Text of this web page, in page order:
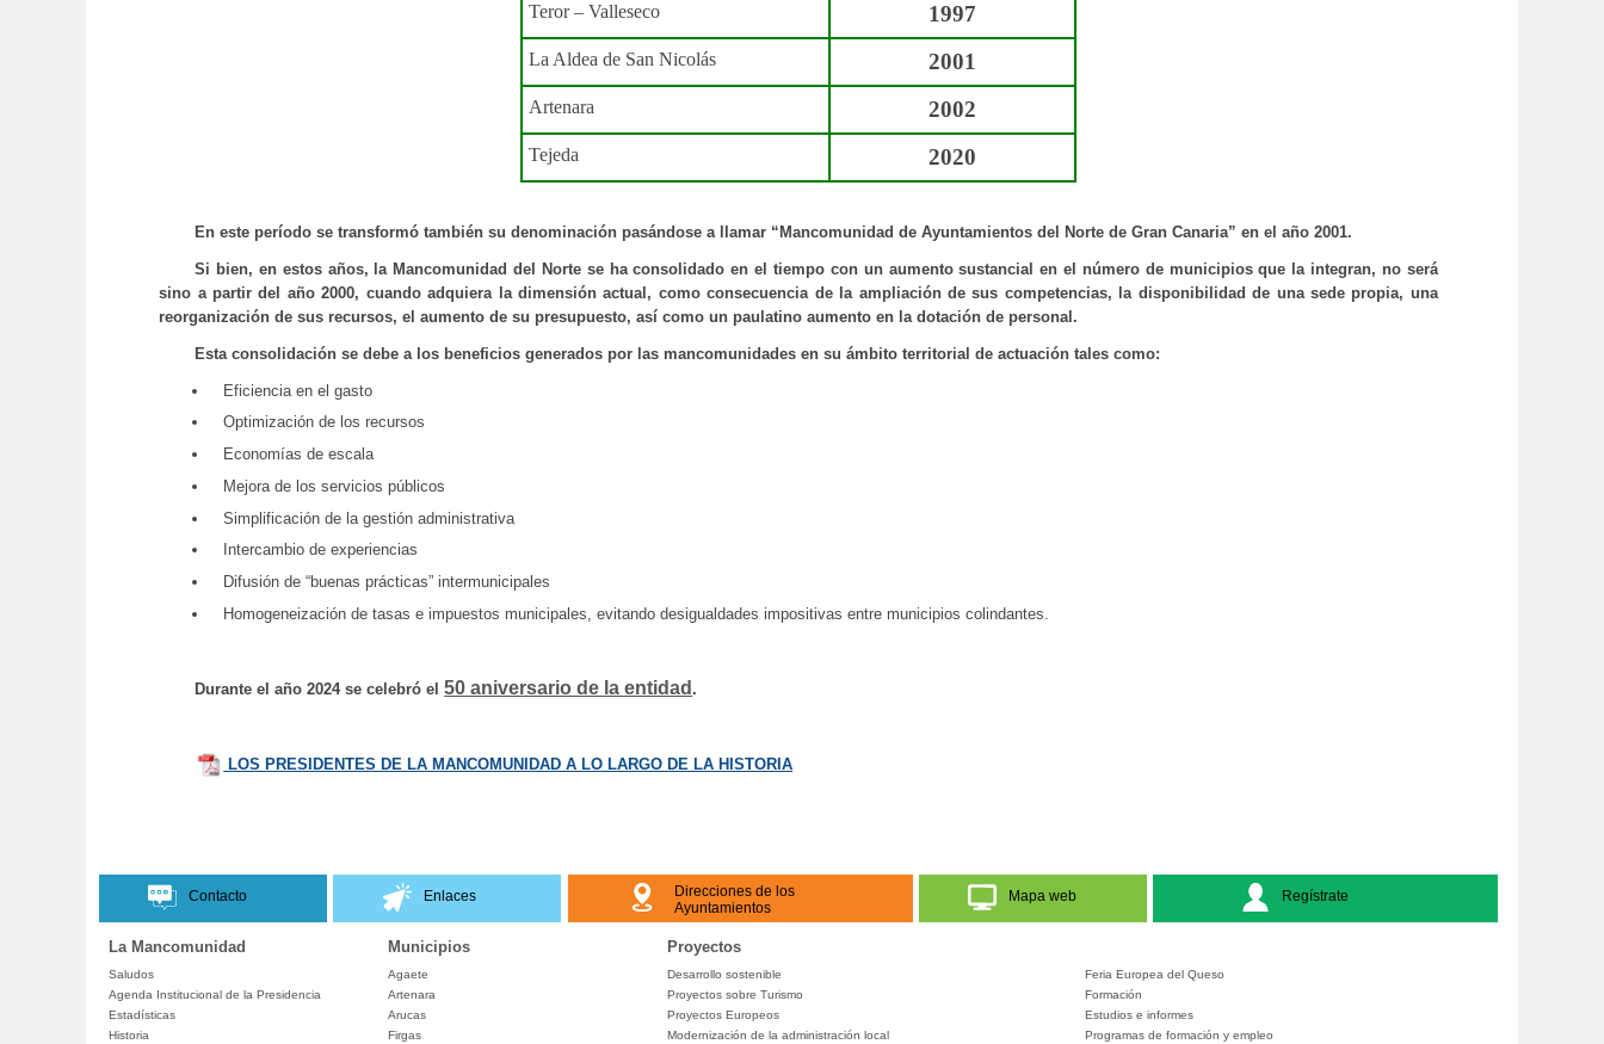
Teror – Valleseco 1997
La Aldea de San Nicolás 2001
Artenara 2002
Tejeda 2020
En este período se transformó también su denominación pasándose a llamar “Mancomunidad de Ayuntamientos del Norte de Gran Canaria” en el año 2001.
Si bien, en estos años, la Mancomunidad del Norte se ha consolidado en el tiempo con un aumento sustancial en el número de municipios que la integran, no será
sino a partir del año 2000, cuando adquiera la dimensión actual, como consecuencia de la ampliación de sus competencias, la disponibilidad de una sede propia, una
reorganización de sus recursos, el aumento de su presupuesto, así como un paulatino aumento en la dotación de personal.
Esta consolidación se debe a los beneficios generados por las mancomunidades en su ámbito territorial de actuación tales como:
Eficiencia en el gasto
Optimización de los recursos
Economías de escala
Mejora de los servicios públicos
Simplificación de la gestión administrativa
Intercambio de experiencias
Difusión de “buenas prácticas” intermunicipales
Homogeneización de tasas e impuestos municipales, evitando desigualdades impositivas entre municipios colindantes.
Durante el año 2024 se celebró el50 aniversario de la entidad.
LOS PRESIDENTES DE LA MANCOMUNIDAD A LO LARGO DE LA HISTORIA
Contacto Enlaces
Direcciones de los
Ayuntamientos
Mapa web Regístrate
La Mancomunidad Municipios Proyectos
Saludos
Agenda Institucional de la Presidencia
Estadísticas
Historia
Agaete
Artenara
Arucas
Firgas
Desarrollo sostenible
Proyectos sobre Turismo
Proyectos Europeos
Modernización de la administración local
Feria Europea del Queso
Formación
Estudios e informes
Programas de formación y empleo